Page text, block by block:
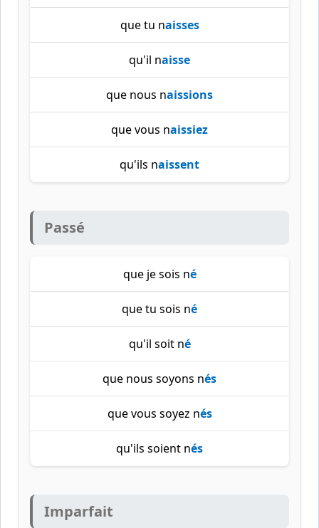
que tu naisses
qu'il naisse
que nous naissions
que vous naissiez
qu'ils naissent
Passé
que je sois né
que tu sois né
qu'il soit né
que nous soyons nés
que vous soyez nés
qu'ils soient nés
Imparfait